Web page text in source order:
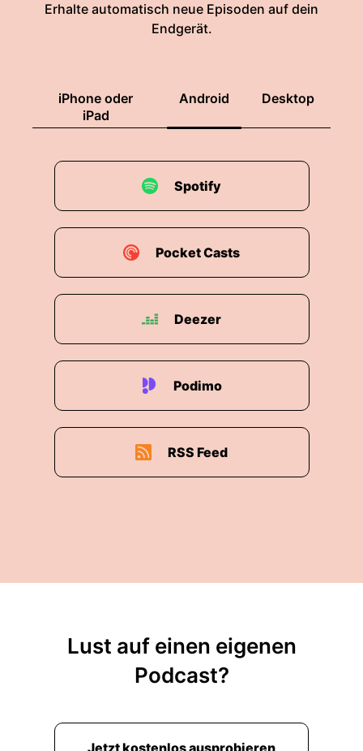
Erhalte automatisch neue Episoden auf dein
Endgerät.
iPhone oder
iPad
Android Desktop
Spotify
Pocket Casts
Deezer
Podimo
RSS Feed
Lust auf einen eigenen
Podcast?
Jetzt kostenlos ausprobieren